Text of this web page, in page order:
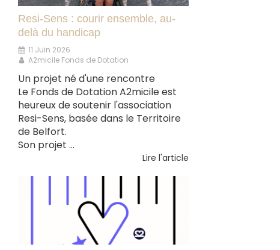
Resi-Sens : courir ensemble, au-
delà du handicap
11 Juin 2026
A2micile Fonds de Dotation
Un projet né d'une rencontre
Le Fonds de Dotation A2micile est
heureux de soutenir l'association
Resi-Sens, basée dans le Territoire
de Belfort.
Son projet ...
Lire l'article